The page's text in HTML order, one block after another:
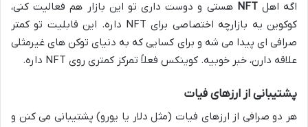
اگه اهلNFT هستی و دوست داری تو این بازار هم فعالیت کنی،
کوکوین یه بازارچه اختصاصی برای NFT داره. این قابلیت تو کمتر
صرافی ای پیدا می شه و برای کسایی که به دنیای توکن های غیرمثلی
علاقه دارن، خبر خوبیه. کوینکس فعلاً تمرکز کمتری روی NFT داره.
پشتیبانی از ارزهای فیات
هر دو صرافی از ارزهای فیات (مثل دلار یا یورو) پشتیبانی می کنن و